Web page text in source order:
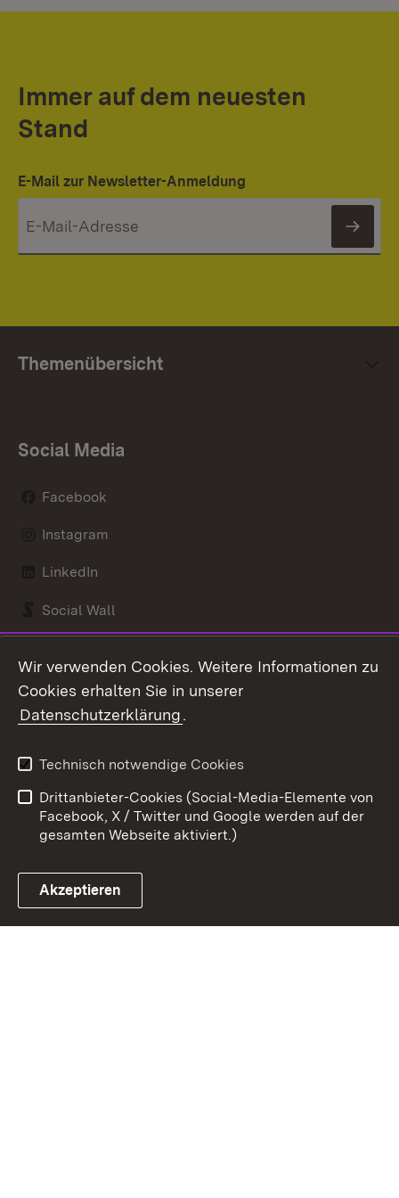
Immer auf dem neuesten
Stand
E-Mail zur Newsletter-Anmeldung
Themenübersicht
Social Media
Facebook
Instagram
LinkedIn
Social Wall
Link zum Landesportal
Kontakt
Barrierefreiheit
Impressum
Cookies
Wir verwenden Cookies. Weitere Informationen zu
Cookies erhalten Sie in unserer
Datenschutzerklärung.
Technisch notwendige Cookies
Drittanbieter-Cookies (Social-Media-Elemente von
Facebook, X / Twitter und Google werden auf der
gesamten Webseite aktiviert.)
Akzeptieren